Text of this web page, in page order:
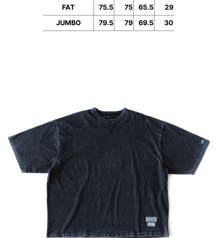
FAT
75.5 75 65.5
29
JUMBO
79.5 79 69.5 30